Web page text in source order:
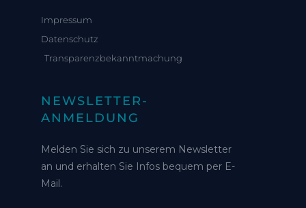
Impressum
Datenschutz
Transparenzbekanntmachung
NEWSLETTER-
ANMELDUNG
Melden Sie sich zu unserem Newsletter
an und erhalten Sie Infos bequem per E-
Mail.